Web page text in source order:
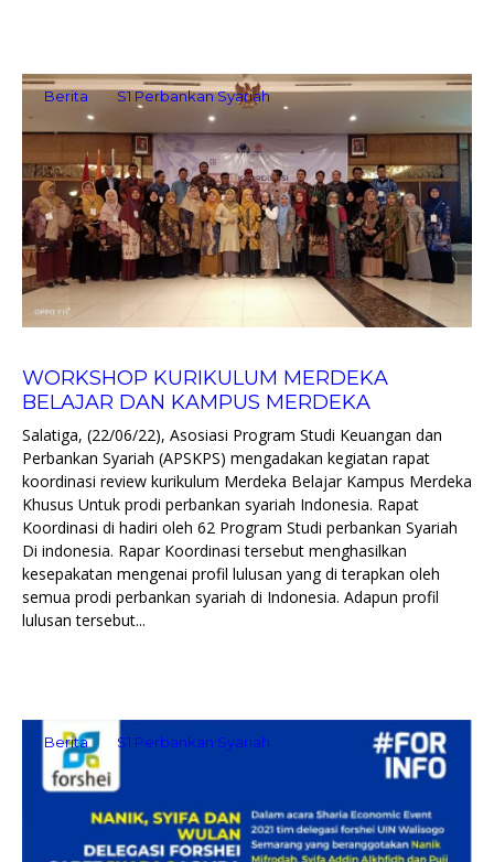
Berita S1 Perbankan Syariah
WORKSHOP KURIKULUM MERDEKA
BELAJAR DAN KAMPUS MERDEKA
Salatiga, (22/06/22), Asosiasi Program Studi Keuangan dan
Perbankan Syariah (APSKPS) mengadakan kegiatan rapat
koordinasi review kurikulum Merdeka Belajar Kampus Merdeka
Khusus Untuk prodi perbankan syariah Indonesia. Rapat
Koordinasi di hadiri oleh 62 Program Studi perbankan Syariah
Di indonesia. Rapar Koordinasi tersebut menghasilkan
kesepakatan mengenai profil lulusan yang di terapkan oleh
semua prodi perbankan syariah di Indonesia. Adapun profil
lulusan tersebut...
Berita S1 Perbankan Syariah